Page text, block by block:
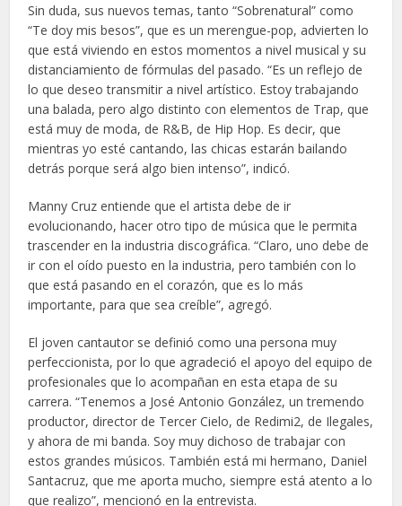
Sin duda, sus nuevos temas, tanto “Sobrenatural” como
“Te doy mis besos”, que es un merengue-pop, advierten lo
que está viviendo en estos momentos a nivel musical y su
distanciamiento de fórmulas del pasado. “Es un reflejo de
lo que deseo transmitir a nivel artístico. Estoy trabajando
una balada, pero algo distinto con elementos de Trap, que
está muy de moda, de R&B, de Hip Hop. Es decir, que
mientras yo esté cantando, las chicas estarán bailando
detrás porque será algo bien intenso”, indicó.
Manny Cruz entiende que el artista debe de ir
evolucionando, hacer otro tipo de música que le permita
trascender en la industria discográfica. “Claro, uno debe de
ir con el oído puesto en la industria, pero también con lo
que está pasando en el corazón, que es lo más
importante, para que sea creíble”, agregó.
El joven cantautor se definió como una persona muy
perfeccionista, por lo que agradeció el apoyo del equipo de
profesionales que lo acompañan en esta etapa de su
carrera. “Tenemos a José Antonio González, un tremendo
productor, director de Tercer Cielo, de Redimi2, de Ilegales,
y ahora de mi banda. Soy muy dichoso de trabajar con
estos grandes músicos. También está mi hermano, Daniel
Santacruz, que me aporta mucho, siempre está atento a lo
que realizo”, mencionó en la entrevista.